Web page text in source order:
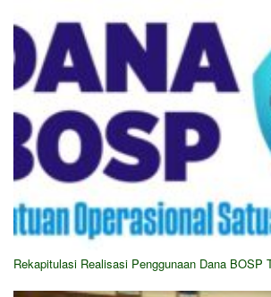
Rekapitulasi Realisasi Penggunaan Dana BOSP